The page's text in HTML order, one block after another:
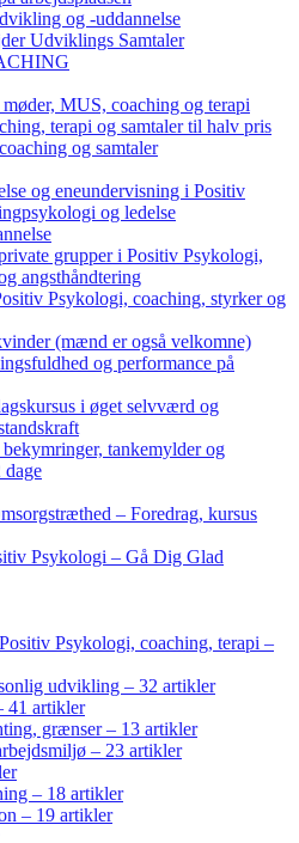
og -uddannelse
Udviklings Samtaler
MUS, coaching og terapi
terapi og samtaler til halv pris
og samtaler
og eneundervisning i Positiv
og ledelse
grupper i Positiv Psykologi,
angsthåndtering
Psykologi, coaching, styrker og
(mænd er også velkomne)
og performance på
i øget selvværd og
tankemylder og
– Foredrag, kursus
Psykologi – Gå Dig Glad
Psykologi, coaching, terapi –
udvikling – 32 artikler
41 artikler
grænser – 13 artikler
– 23 artikler
– 18 artikler
– 19 artikler